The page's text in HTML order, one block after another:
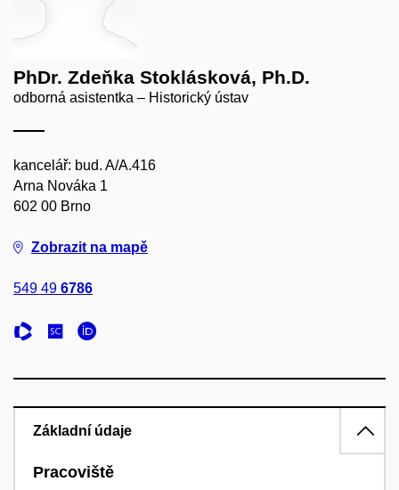
PhDr. Zdeňka Stoklásková, Ph.D.
odborná asistentka – Historický ústav
kancelář: bud. A/A.416
Arna Nováka 1
602 00 Brno
Zobrazit na mapě
549 49 6786
Základní údaje
Pracoviště